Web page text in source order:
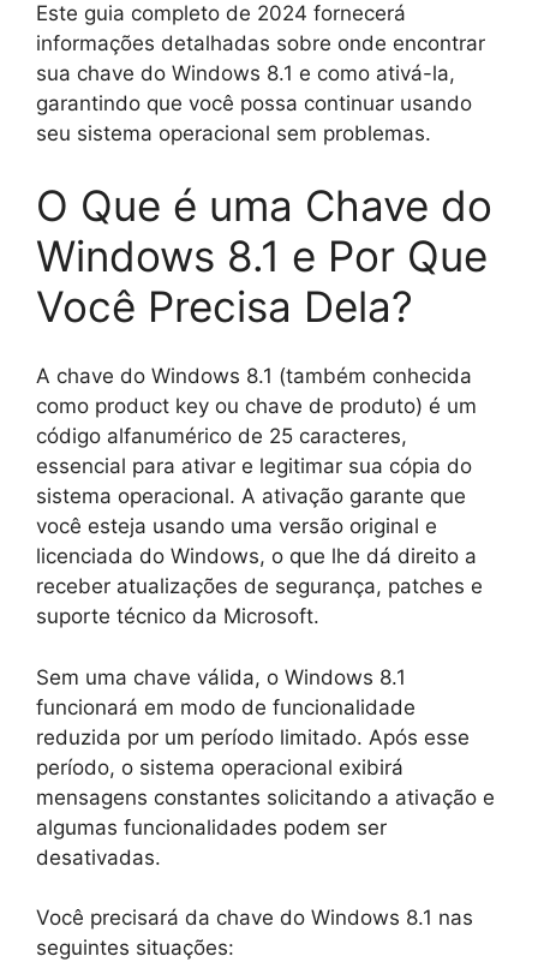
Este guia completo de 2024 fornecerá
informações detalhadas sobre onde encontrar
sua chave do Windows 8.1 e como ativá-la,
garantindo que você possa continuar usando
seu sistema operacional sem problemas.
O Que é uma Chave do
Windows 8.1 e Por Que
Você Precisa Dela?
A chave do Windows 8.1 (também conhecida
como product key ou chave de produto) é um
código alfanumérico de 25 caracteres,
essencial para ativar e legitimar sua cópia do
sistema operacional. A ativação garante que
você esteja usando uma versão original e
licenciada do Windows, o que lhe dá direito a
receber atualizações de segurança, patches e
suporte técnico da Microsoft.
Sem uma chave válida, o Windows 8.1
funcionará em modo de funcionalidade
reduzida por um período limitado. Após esse
período, o sistema operacional exibirá
mensagens constantes solicitando a ativação e
algumas funcionalidades podem ser
desativadas.
Você precisará da chave do Windows 8.1 nas
seguintes situações: